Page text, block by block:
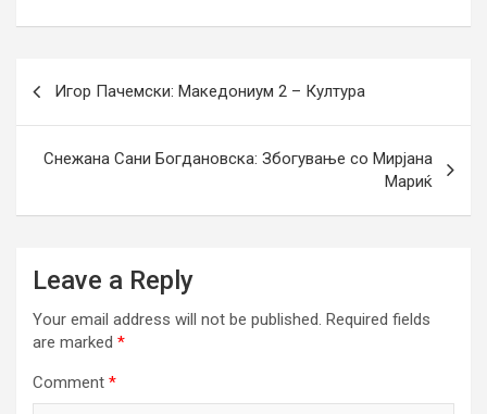
navigation
Игор Пачемски: Македониум 2 – Култура
Снежана Сани Богдановска: Збогување со Мирјана
Мариќ
Leave a Reply
Your email address will not be published. Required fields
are marked *
Comment *